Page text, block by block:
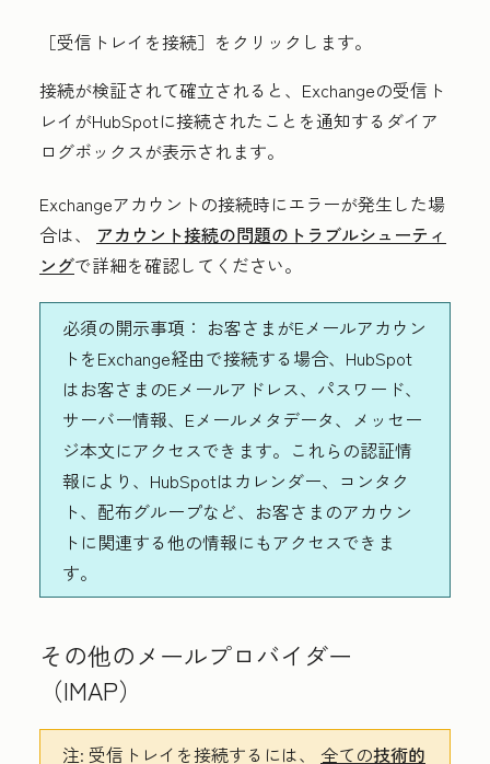
［受信トレイを接続］をクリックします。
接続が検証されて確立されると、Exchangeの受信ト
レイがHubSpotに接続されたことを通知するダイア
ログボックスが表示されます。
Exchangeアカウントの接続時にエラーが発生した場
合は、 アカウント接続の問題のトラブルシューティ
ングで詳細を確認してください。
必須の開示事項： お客さまがEメールアカウン
トをExchange経由で接続する場合、HubSpot
はお客さまのEメールアドレス、パスワード、
サーバー情報、Eメールメタデータ、メッセー
ジ本文にアクセスできます。これらの認証情
報により、HubSpotはカレンダー、コンタク
ト、配布グループなど、お客さまのアカウン
トに関連する他の情報にもアクセスできま
す。
その他のメールプロバイダー
（IMAP）
注: 受信トレイを接続するには、 全ての技術的